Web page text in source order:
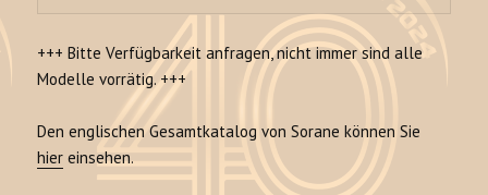
+++ Bitte Verfügbarkeit anfragen, nicht immer sind alle
Modelle vorrätig. +++
Den englischen Gesamtkatalog von Sorane können Sie
hier einsehen.